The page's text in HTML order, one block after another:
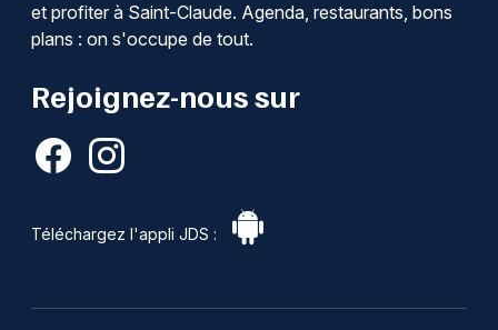
et profiter à Saint-Claude. Agenda, restaurants, bons
plans : on s'occupe de tout.
Rejoignez-nous sur
Téléchargez l'appli JDS :